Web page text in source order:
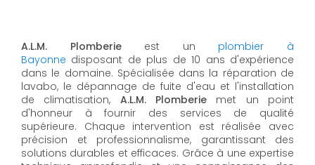
A.L.M. Plomberieest un plombier à
Bayonne disposant de plus de 10 ans d'expérience
dans le domaine. Spécialisée dans la réparation de
lavabo, le dépannage de fuite d'eau et l'installation
de climatisation, A.L.M. Plomberie met un point
d'honneur à fournir des services de qualité
supérieure. Chaque intervention est réalisée avec
précision et professionnalisme, garantissant des
solutions durables et efficaces. Grâce à une expertise